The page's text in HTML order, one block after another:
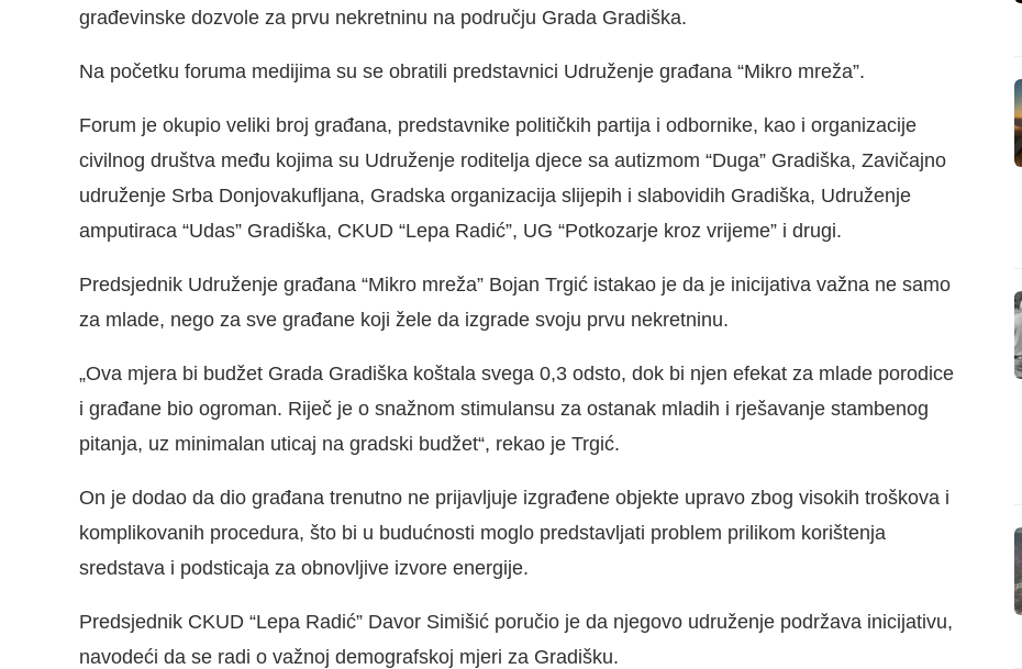
građevinske dozvole za prvu nekretninu na području Grada Gradiška.
Na početku foruma medijima su se obratili predstavnici Udruženje građana “Mikro mreža”.
Forum je okupio veliki broj građana, predstavnike političkih partija i odbornike, kao i organizacije
civilnog društva među kojima su Udruženje roditelja djece sa autizmom “Duga” Gradiška, Zavičajno
udruženje Srba Donjovakufljana, Gradska organizacija slijepih i slabovidih Gradiška, Udruženje
amputiraca “Udas” Gradiška, CKUD “Lepa Radić”, UG “Potkozarje kroz vrijeme” i drugi.
Predsjednik Udruženje građana “Mikro mreža” Bojan Trgić istakao je da je inicijativa važna ne samo
za mlade, nego za sve građane koji žele da izgrade svoju prvu nekretninu.
„Ova mjera bi budžet Grada Gradiška koštala svega 0,3 odsto, dok bi njen efekat za mlade porodice
i građane bio ogroman. Riječ je o snažnom stimulansu za ostanak mladih i rješavanje stambenog
pitanja, uz minimalan uticaj na gradski budžet“, rekao je Trgić.
On je dodao da dio građana trenutno ne prijavljuje izgrađene objekte upravo zbog visokih troškova i
komplikovanih procedura, što bi u budućnosti moglo predstavljati problem prilikom korištenja
sredstava i podsticaja za obnovljive izvore energije.
Predsjednik CKUD “Lepa Radić” Davor Simišić poručio je da njegovo udruženje podržava inicijativu,
navodeći da se radi o važnoj demografskoj mjeri za Gradišku.